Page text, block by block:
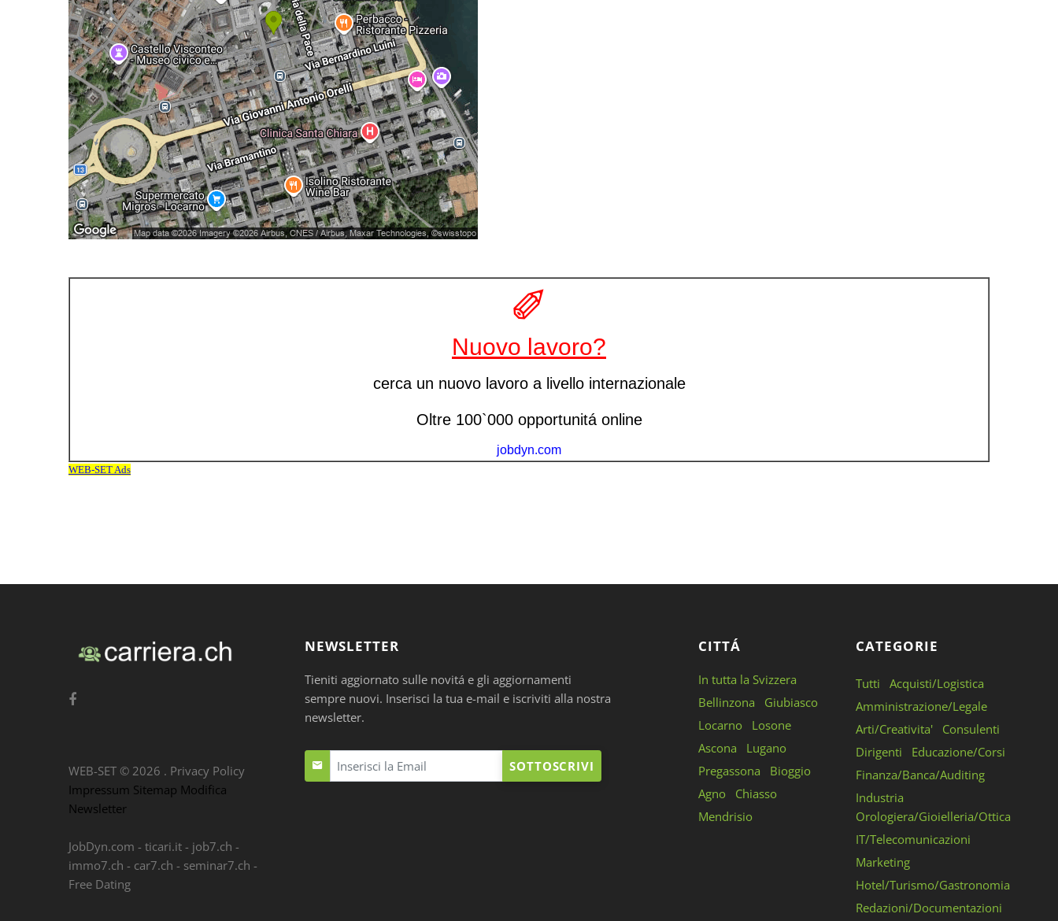
NEWSLETTER
Tieniti aggiornato sulle novitá e gli aggiornamenti
sempre nuovi. Inserisci la tua e-mail e iscriviti alla nostra
newsletter.
SOTTOSCRIVI
CITTÁ
In tutta la Svizzera
Bellinzona
Giubiasco
Locarno
Losone
Ascona
Lugano
Pregassona
Bioggio
Agno
Chiasso
Mendrisio
CATEGORIE
Tutti
Acquisti/Logistica
Amministrazione/Legale
Arti/Creativita'
Consulenti
Dirigenti
Educazione/Corsi
Finanza/Banca/Auditing
Industria
Orologiera/Gioielleria/Ottica
IT/Telecomunicazioni
Marketing
Hotel/Turismo/Gastronomia
Redazioni/Documentazioni
WEB-SET © 2026 . Privacy Policy
Impressum Sitemap Modifica
Newsletter
JobDyn.com - ticari.it - job7.ch -
immo7.ch - car7.ch - seminar7.ch -
Free Dating